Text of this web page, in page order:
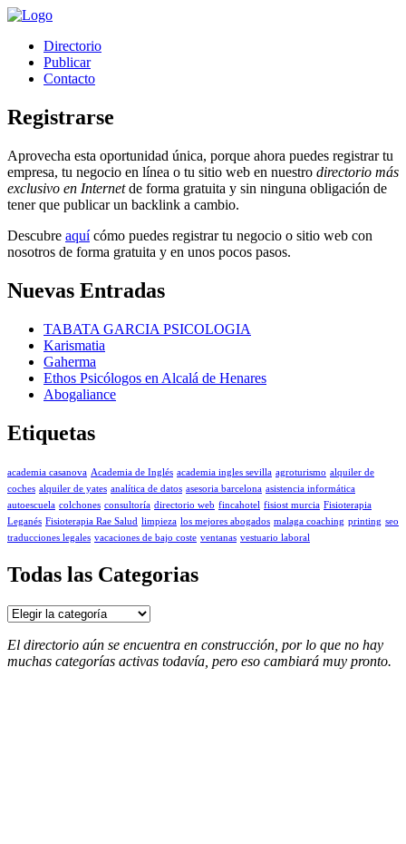
Directorio
Publicar
Contacto
Registrarse
Aprovecha esta oportunidad única, porque ahora puedes registrar tu
empresa, tu negocio en línea o tu sitio web en nuestro directorio más
exclusivo en Internetde forma gratuita y sin ninguna obligación de
tener que publicar un backlink a cambio.
Descubre aquícómo puedes registrar tu negocio o sitio web con
nosotros de forma gratuita y en unos pocos pasos.
Nuevas Entradas
TABATA GARCIA PSICOLOGIA
Karismatia
Gaherma
Ethos Psicólogos en Alcalá de Henares
Abogaliance
Etiquetas
academia casanova Academia de Inglés academia ingles sevilla agroturismo alquiler de
coches alquiler de yates analítica de datos asesoria barcelona asistencia informática
autoescuela colchones consultoría directorio web fincahotel fisiost murcia Fisioterapia
Leganés Fisioterapia Rae Salud limpieza los mejores abogados malaga coaching printing seo
traducciones legales vacaciones de bajo coste ventanas vestuario laboral
Todas las Categorias
Todas
Categorias
El directorio aún se encuentra en construcción, por lo que no hay
muchas categorías activas todavía, pero eso cambiará muy pronto.